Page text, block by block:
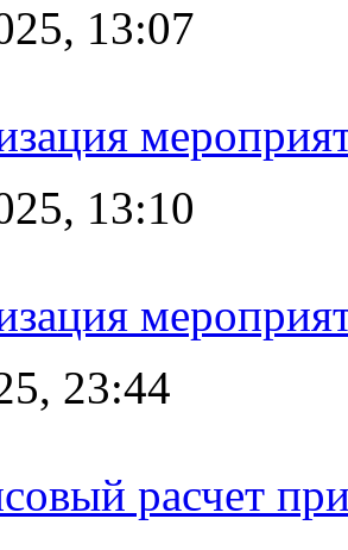
13:07
13:10
23:44
расчет